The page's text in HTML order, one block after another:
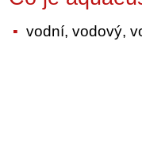
vodní, vodový,